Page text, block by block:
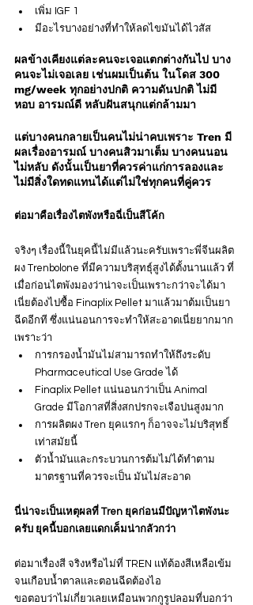
เพิ่ม IGF 1
มีอะไรบางอย่างที่ทำให้ลดไขมันได้ไวสัส
ผลข้างเคียงแต่ละคนจะเจอแตกต่างกันไป บาง
คนจะไม่เจอเลย เช่นผมเป็นต้น ในโดส 300
mg/week ทุกอย่างปกติ ความดันปกติ ไม่มี
หอบ อารมณ์ดี หลับฝันสนุกแต่กล้ามมา
แต่บางคนกลายเป็นคนไม่น่าคบเพราะ Tren มี
ผลเรื่องอารมณ์ บางคนสิวมาเต็ม บางคนนอน
ไม่หลับ ดังนั้นเป็นยาที่ควรค่าแก่การลองและ
ไม่มีสิ่งใดทดแทนได้แต่ไม่ใช่ทุกคนที่คู่ควร
ต่อมาคือเรื่องไตพังหรือฉี่เป็นสีโค้ก
จริงๆ เรื่องนี้ในยุคนี้ไม่มีแล้วนะครับเพราะพี่จีนผลิต
ผง Trenbolone ที่มีความบริสุทธุ์สูงได้ตั้งนานแล้ว ที่
เมื่อก่อนไตพังมองว่าน่าจะเป็นเพราะกว่าจะได้มา
เนี่ยต้องไปซื้อ Finaplix Pellet มาแล้วมาต้มเป็นยา
ฉีดอีกที ซึ่งแน่นอนการจะทำให้สะอาดเนี่ยยากมาก
เพราะว่า
การกรองน้ำมันไม่สามารถทำให้ถึงระดับ
Pharmaceutical Use Grade ได้
Finaplix Pellet แน่นอนกว่าเป็น Animal
Grade มีโอกาสที่สิ่งสกปรกจะเจือปนสูงมาก
การผลิตผง Tren ยุคแรกๆ ก็อาจจะไม่บริสุทธิ์
เท่าสมัยนี้
ตัวน้ำมันและกระบวนการต้มไม่ได้ทำตาม
มาตรฐานที่ควรจะเป็น มันไม่สะอาด
นี่น่าจะเป็นเหตุผลที่ Tren ยุคก่อนมีปัญหาไตพังนะ
ครับ ยุคนี้บอกเลยแดกเค็มน่ากลัวกว่า
ต่อมาเรื่องสี จริงหรือไม่ที่ TREN แท้ต้องสีเหลือเข้ม
จนเกือบน้ำตาลและตอนฉีดต้องไอ
ขอตอบว่าไม่เกี่ยวเลยเหมือนพวกกูรูปลอมที่บอกว่า